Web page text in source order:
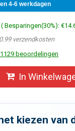
4-6 werkdagen
Besparingen(30%):
verzendkosten
1129 beoordelingen
In
kiezen van